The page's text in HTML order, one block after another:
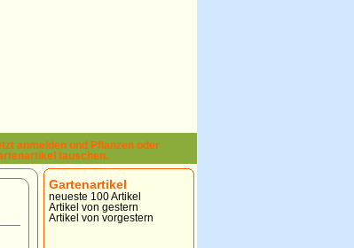
Gartenartikel
neueste 100 Artikel
Artikel von gestern
Artikel von vorgestern